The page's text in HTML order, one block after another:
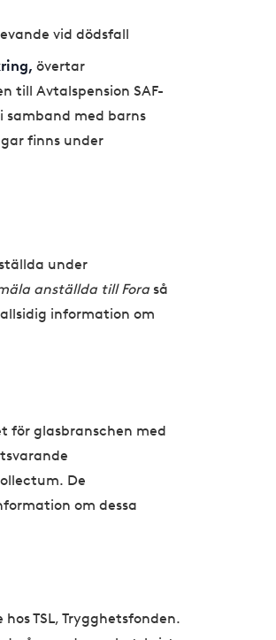
vid dödsfall
övertar
till Avtalspension SAF-
samband med barns
finns under
under
anställda till Fora så
information om
för glasbranschen med
De
om dessa
TSL, Trygghetsfonden.